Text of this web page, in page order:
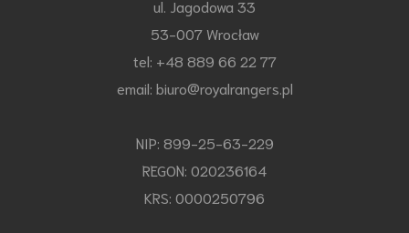
ul. Jagodowa 33
53-007 Wrocław
tel: +48 889 66 22 77
email: biuro@royalrangers.pl
NIP: 899-25-63-229
REGON: 020236164
KRS: 0000250796